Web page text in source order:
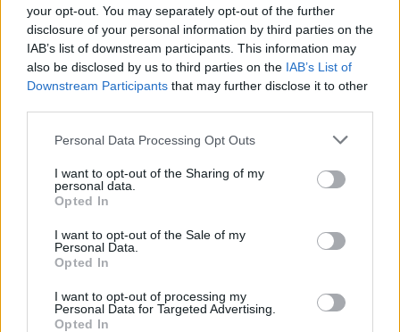
your opt-out. You may separately opt-out of the further
disclosure of your personal information by third parties on the
IAB’s list of downstream participants. This information may
also be disclosed by us to third parties on the IAB’s List of
Downstream Participants that may further disclose it to other
Personal Data Processing Opt Outs
I want to opt-out of the Sharing of my
personal data.
Opted In
I want to opt-out of the Sale of my
Personal Data.
Opted In
I want to opt-out of processing my
Personal Data for Targeted Advertising.
Opted In